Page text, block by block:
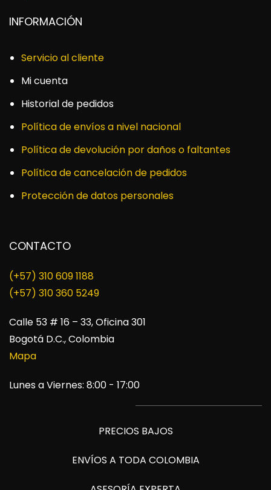
INFORMACIÓN
Servicio al cliente
Mi cuenta
Historial de pedidos
Política de envíos a nivel nacional
Política de devolución por daños o faltantes
Política de cancelación de pedidos
Protección de datos personales
CONTACTO
(+57) 310 609 1188
​(+57) 310 360 5249
Calle 53 # 16 – 33, Oficina 301
Bogotá D.C., Colombia
Mapa
Lunes a Viernes: 8:00 - 17:00
PRECIOS BAJOS
ENVÍOS A TODA COLOMBIA